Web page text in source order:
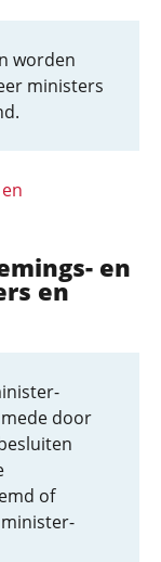
worden
ministers
en
en
door
of